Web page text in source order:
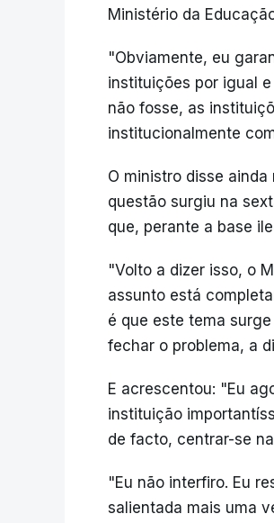
Ministério da
"Obviamente, eu
instituições por igual
não fosse, as
institucionalmente
O ministro disse
questão surgiu na
que, perante a base
"Volto a dizer isso, o
assunto está
é que este tema
fechar o problema, a
E acrescentou: "Eu
instituição
de facto, centrar-se
"Eu não interfiro. Eu
salientada mais uma